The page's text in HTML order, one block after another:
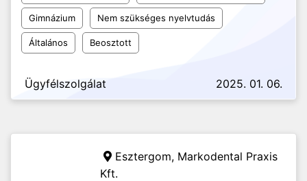
Gimnázium Nem szükséges nyelvtudás
Általános Beosztott
Ügyfélszolgálat 2025. 01. 06.
Esztergom, Markodental Praxis
Kft.